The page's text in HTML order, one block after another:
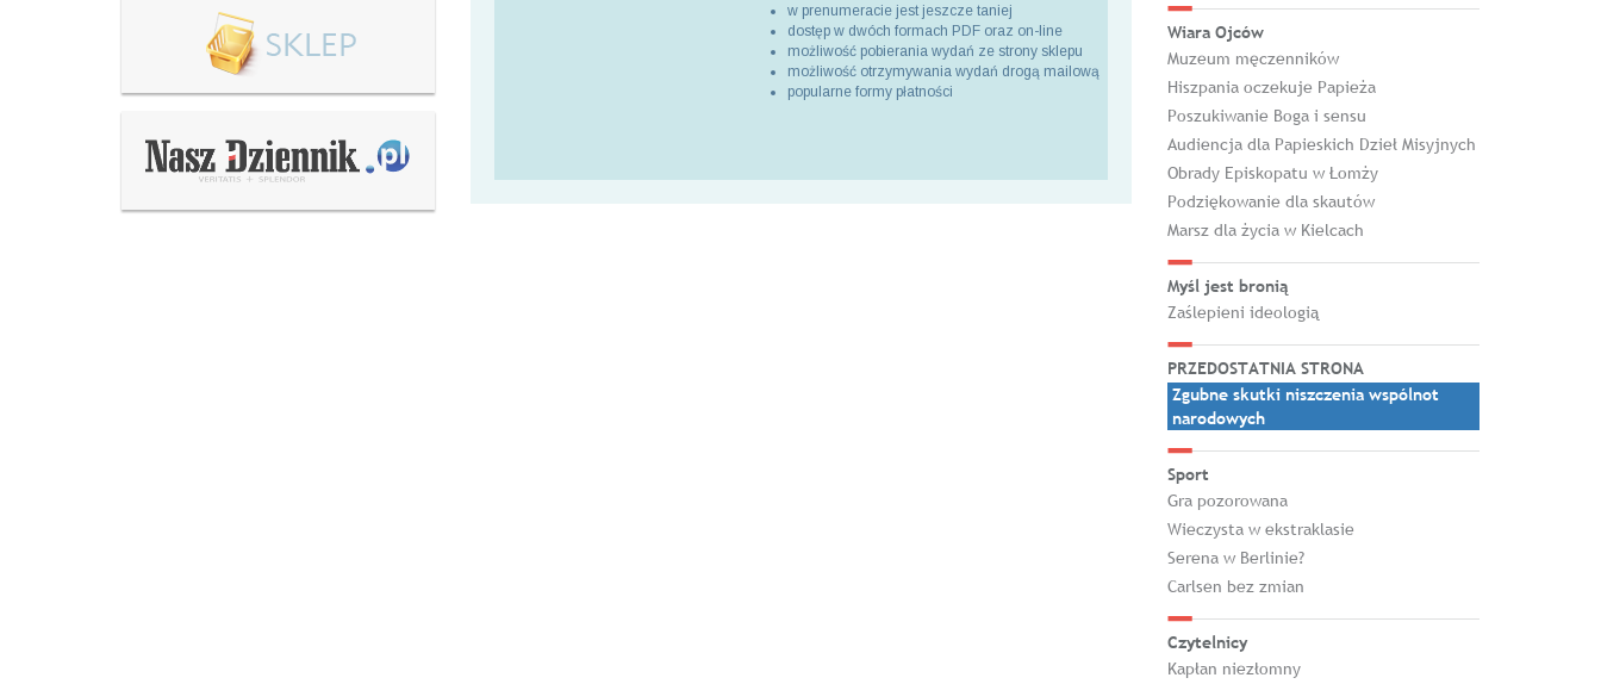
w prenumeracie jest jeszcze taniej
dostęp w dwóch formach PDF oraz on-line
możliwość pobierania wydań ze strony sklepu
możliwość otrzymywania wydań drogą mailową
popularne formy płatności
Wiara Ojców
Muzeum męczenników
Hiszpania oczekuje Papieża
Poszukiwanie Boga i sensu
Audiencja dla Papieskich Dzieł Misyjnych
Obrady Episkopatu w Łomży
Podziękowanie dla skautów
Marsz dla życia w Kielcach
Myśl jest bronią
Zaślepieni ideologią
PRZEDOSTATNIA STRONA
Zgubne skutki niszczenia wspólnot
narodowych
Sport
Gra pozorowana
Wieczysta w ekstraklasie
Serena w Berlinie?
Carlsen bez zmian
Czytelnicy
Kapłan niezłomny